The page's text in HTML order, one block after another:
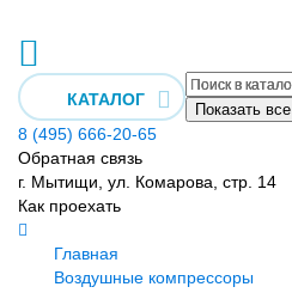
КАТАЛОГ
Показать все
8 (495) 666-20-65
Обратная связь
г. Мытищи, ул. Комарова, стр. 14
Как проехать
Главная
Воздушные компрессоры